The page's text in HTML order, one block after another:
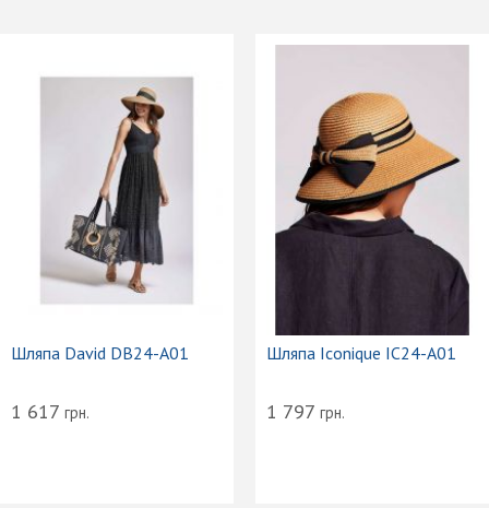
Шляпа David DB24-A01
1 617 грн.
Шляпа Iconique IC24-A01
1 797 грн.